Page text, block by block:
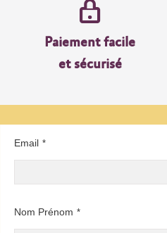
Paiement facile
et sécurisé
Email *
Nom Prénom *